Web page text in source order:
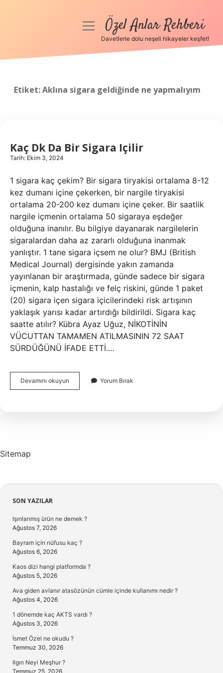
Anasayfa
menüyüÖzel Anlar Rehberi
Davetlerle dolu neşeli hikayeler keşfet!
Etiket:Aklına sigara geldiğinde ne yapmalıyım
Kaç Dk Da Bir Sigara Içilir
Tarih: Ekim 3, 2024
1 sigara kaç çekim? Bir sigara tiryakisi ortalama 8-12
kez dumanı içine çekerken, bir nargile tiryakisi
ortalama 20-200 kez dumanı içine çeker. Bir saatlik
nargile içmenin ortalama 50 sigaraya eşdeğer
olduğuna inanılır. Bu bilgiye dayanarak nargilelerin
sigaralardan daha az zararlı olduğuna inanmak
yanlıştır. 1 tane sigara içsem ne olur? BMJ (British
Medical Journal) dergisinde yakın zamanda
yayınlanan bir araştırmada, günde sadece bir sigara
içmenin, kalp hastalığı ve felç riskini, günde 1 paket
(20) sigara içen sigara içicilerindeki risk artışının
yaklaşık yarısı kadar artırdığı bildirildi. Sigara kaç
saatte atılır? Kübra Ayaz Uğuz, NİKOTİNİN
VÜCUTTAN TAMAMEN ATILMASININ 72 SAAT
SÜRDÜĞÜNÜ İFADE ETTİ.…
Devamını okuyun
Dk
Yorum Bırak
Sitemap
Sidebar
SON YAZILAR
Işınlanmış ürün ne demek ?
Ağustos 7, 2026
Bayram için nüfusu kaç ?
Ağustos 6, 2026
Kaos dizi hangi platformda ?
Ağustos 5, 2026
Ava giden avlanır atasözünün cümle içinde kullanımı nedir ?
Ağustos 4, 2026
1 dönemde kaç AKTS vardı ?
Ağustos 3, 2026
İsmet Özel ne okudu ?
Temmuz 30, 2026
Ilgın Neyi Meşhur ?
Temmuz 25, 2026